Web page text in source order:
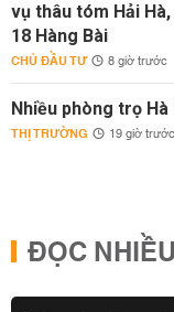
vụ thâu tóm Hải
18 Hàng Bài
CHỦ ĐẦU TƯ 8 giờ trước
Nhiều phòng trọ
THỊ TRƯỜNG 19 giờ trước
ĐỌC